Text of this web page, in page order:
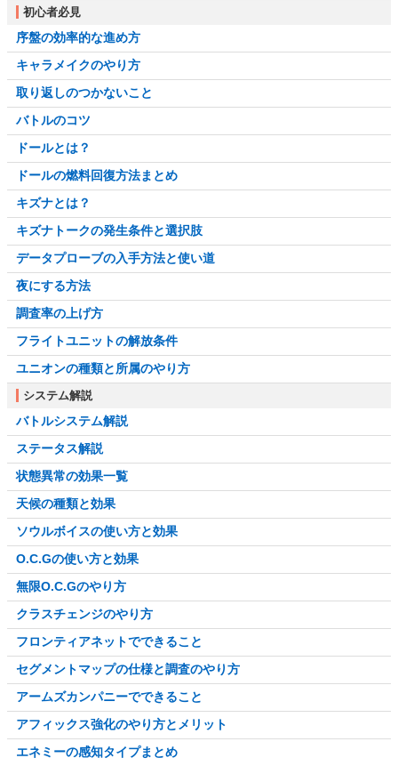
初心者必見
序盤の効率的な進め方
キャラメイクのやり方
取り返しのつかないこと
バトルのコツ
ドールとは？
ドールの燃料回復方法まとめ
キズナとは？
キズナトークの発生条件と選択肢
データプローブの入手方法と使い道
夜にする方法
調査率の上げ方
フライトユニットの解放条件
ユニオンの種類と所属のやり方
システム解説
バトルシステム解説
ステータス解説
状態異常の効果一覧
天候の種類と効果
ソウルボイスの使い方と効果
O.C.Gの使い方と効果
無限O.C.Gのやり方
クラスチェンジのやり方
フロンティアネットでできること
セグメントマップの仕様と調査のやり方
アームズカンパニーでできること
アフィックス強化のやり方とメリット
エネミーの感知タイプまとめ